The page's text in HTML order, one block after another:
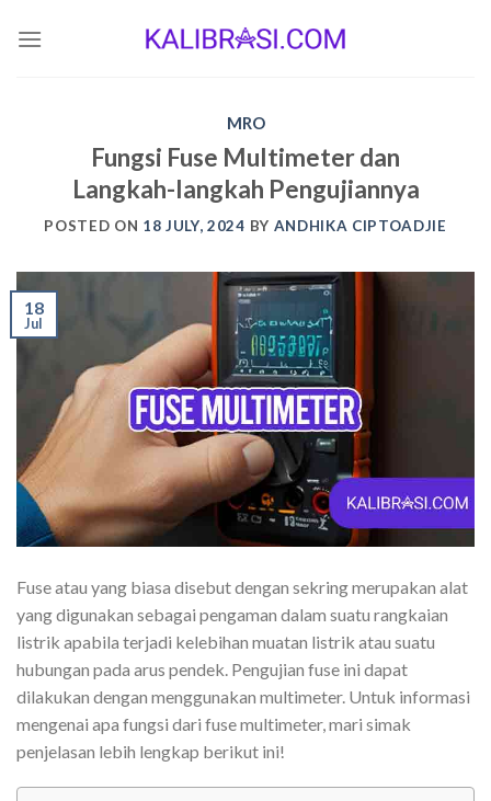
MRO
Fungsi Fuse Multimeter dan
Langkah-langkah Pengujiannya
POSTED ON 18 JULY, 2024 BY ANDHIKA CIPTOADJIE
18
Jul
Fuse atau yang biasa disebut dengan sekring merupakan alat
yang digunakan sebagai pengaman dalam suatu rangkaian
listrik apabila terjadi kelebihan muatan listrik atau suatu
hubungan pada arus pendek. Pengujian fuse ini dapat
dilakukan dengan menggunakan multimeter. Untuk informasi
mengenai apa fungsi dari fuse multimeter, mari simak
penjelasan lebih lengkap berikut ini!